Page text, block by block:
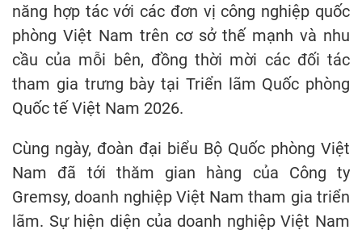
năng hợp tác với các đơn vị công nghiệp quốc
phòng Việt Nam trên cơ sở thế mạnh và nhu
cầu của mỗi bên, đồng thời mời các đối tác
tham gia trưng bày tại Triển lãm Quốc phòng
Quốc tế Việt Nam 2026.
Cùng ngày, đoàn đại biểu Bộ Quốc phòng Việt
Nam đã tới thăm gian hàng của Công ty
Gremsy, doanh nghiệp Việt Nam tham gia triển
lãm. Sự hiện diện của doanh nghiệp Việt Nam